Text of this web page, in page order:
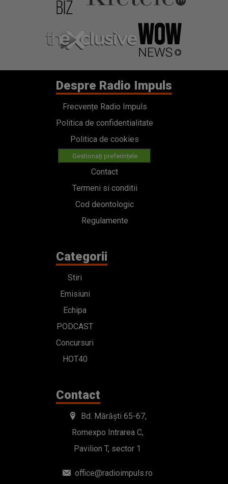
Despre Radio Impuls
Frecvențe Radio Impuls
Politica de confidentialitate
Politica de cookies
Gestionați preferințele
Contact
Termeni si conditii
Cod deontologic
Regulamente
Categorii
Stiri
Emisiuni
Echipa
PODCAST
Concursuri
HOT40
Contact
Bd. Mărăști 65-67,
Romexpo Intrarea C,
Pavilion T, sector 1
office@radioimpuls.ro